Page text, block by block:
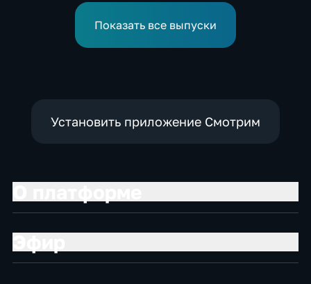
модульное приемное
отделение детской
по привлечению
инвестиций, доложил
Юрий Трутнев Владимиру
Путину
Показать все выпуски
Установить приложение Смотрим